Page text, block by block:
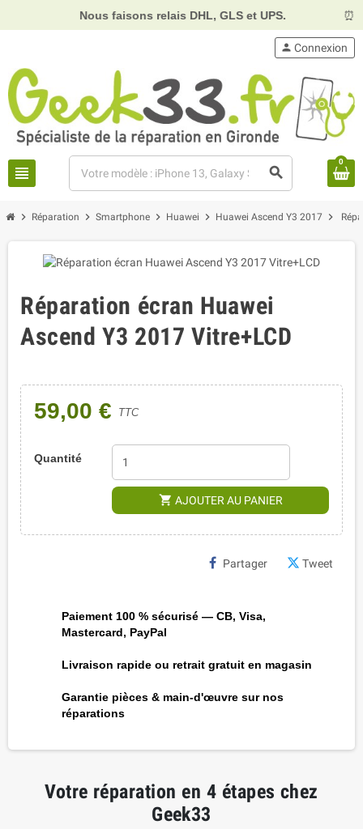
Nous faisons relais DHL, GLS et UPS. Horaires :
view_headline search
person Connexion
0
chevron_right Réparation chevron_right Smartphone chevron_right Huawei chevron_right Huawei Ascend Y3 2017 chevron_right
Réparation écran Huawei
Ascend Y3 2017 Vitre+LCD
59,00 € TTC
Quantité
shopping_cart AJOUTER AU PANIER
Partager Tweet
Paiement 100 % sécurisé — CB, Visa,
Mastercard, PayPal
Livraison rapide ou retrait gratuit en magasin
Garantie pièces & main-d'œuvre sur nos
réparations
Votre réparation en 4 étapes chez
Geek33